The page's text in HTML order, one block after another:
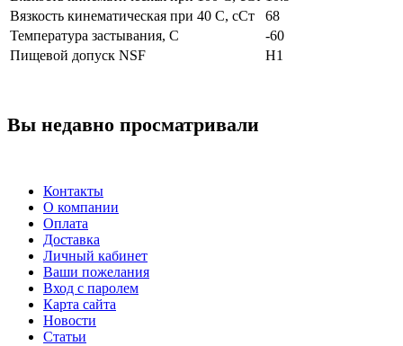
Вязкость кинематическая при 40 С, сСт
68
Температура застывания, С
-60
Пищевой допуск NSF
H1
Вы недавно просматривали
Контакты
О компании
Оплата
Доставка
Личный кабинет
Ваши пожелания
Вход с паролем
Карта сайта
Новости
Статьи